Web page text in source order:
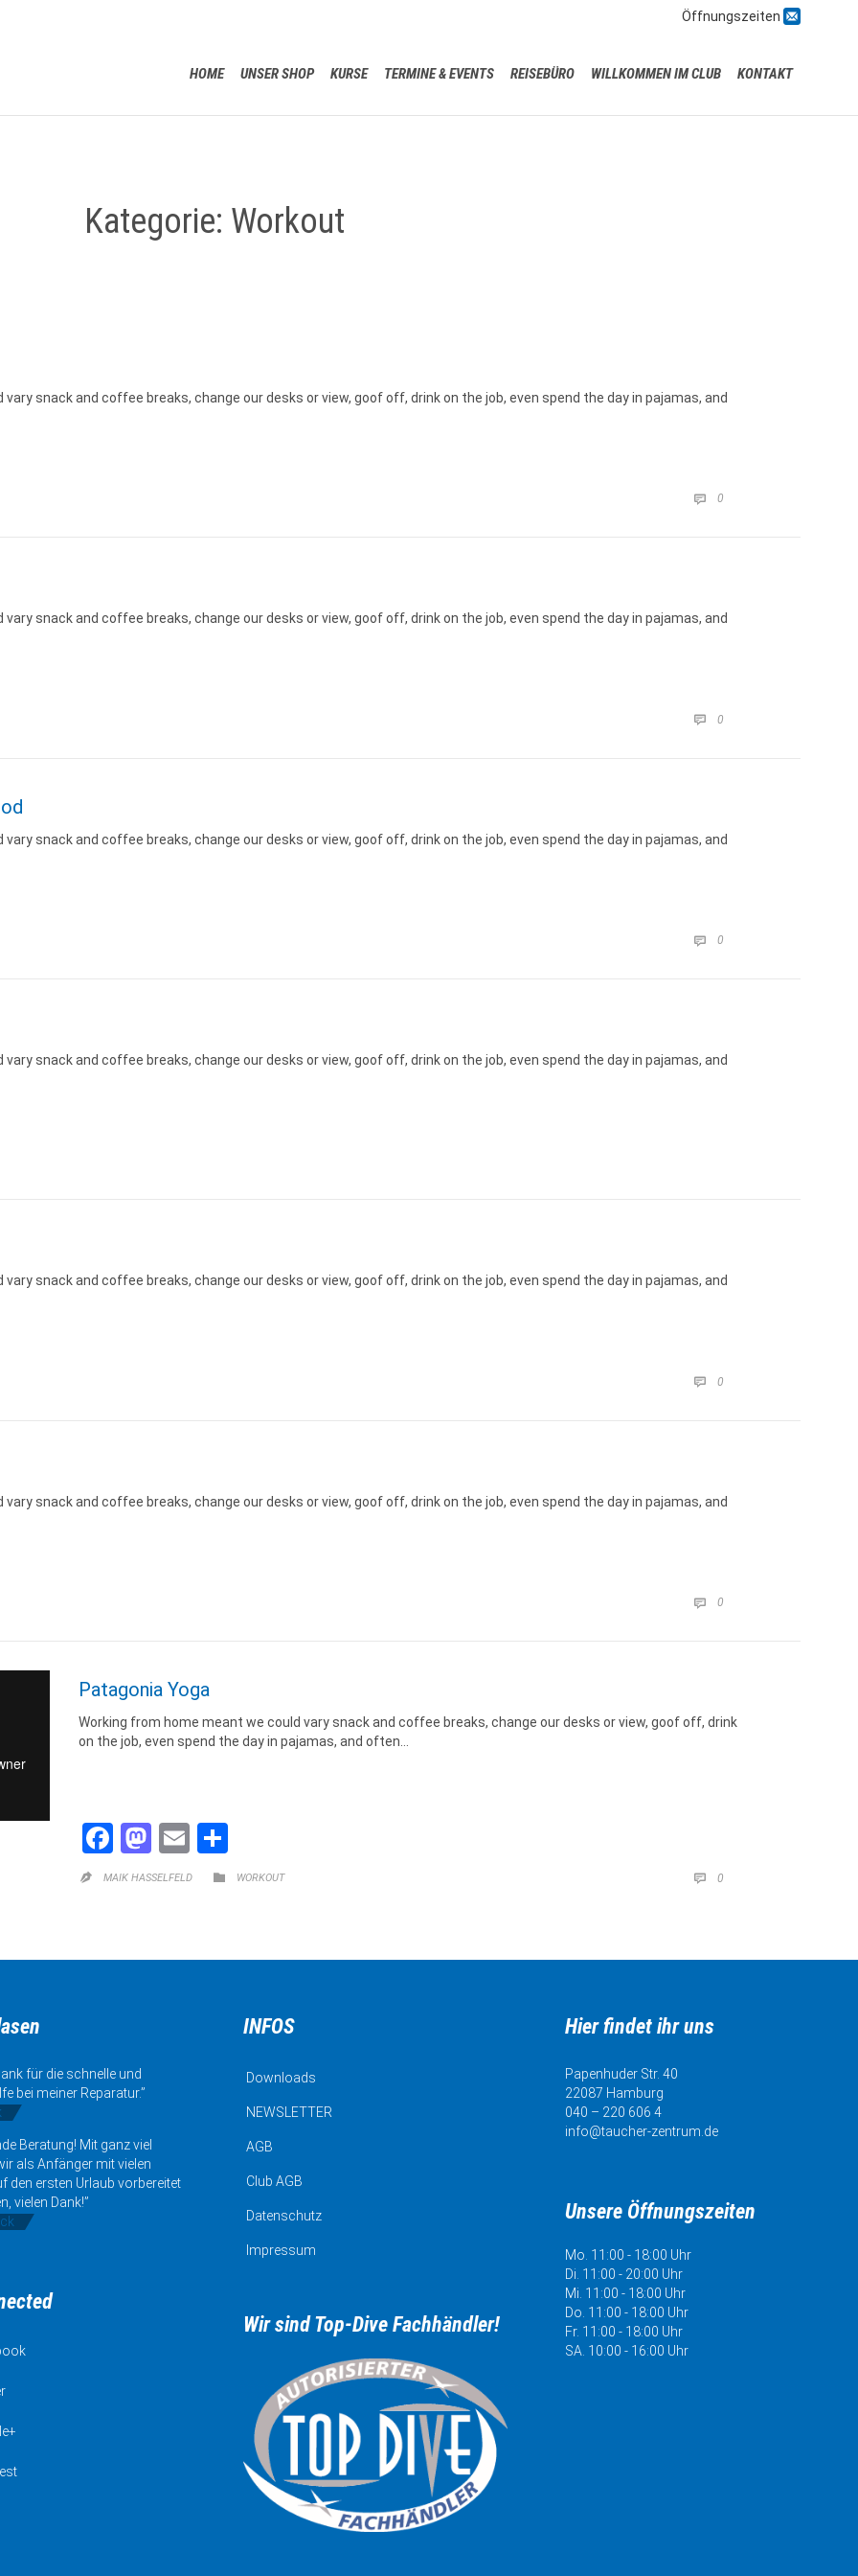
Öffnungszeiten 
HOME UNSER SHOP KURSE TERMINE & EVENTS REISEBÜRO WILLKOMMEN IM CLUB KONTAKT
Kategorie: Workout
snack and coffee breaks, change our desks or view, goof off, drink on the job, even spend the day in pajamas, and
 0
snack and coffee breaks, change our desks or view, goof off, drink on the job, even spend the day in pajamas, and
 0
snack and coffee breaks, change our desks or view, goof off, drink on the job, even spend the day in pajamas, and
 0
snack and coffee breaks, change our desks or view, goof off, drink on the job, even spend the day in pajamas, and
snack and coffee breaks, change our desks or view, goof off, drink on the job, even spend the day in pajamas, and
 0
snack and coffee breaks, change our desks or view, goof off, drink on the job, even spend the day in pajamas, and
 0
Patagonia Yoga
Working from home meant we could vary snack and coffee breaks, change our desks or view, goof off, drink
on the job, even spend the day in pajamas, and often…
Facebook
Mastodon
Email
 MAIK HASSELFELD  CATEGORY
WORKOUT  0
für die schnelle und
bei meiner Reparatur.”
Beratung! Mit ganz viel
als Anfänger mit vielen
den ersten Urlaub vorbereitet
vielen Dank!”
INFOS
Downloads
NEWSLETTER
AGB
Club AGB
Datenschutz
Impressum
Wir sind Top-Dive Fachhändler!
Hier findet ihr uns
Papenhuder Str. 40
22087 Hamburg
040 – 220 606 4
info@taucher-zentrum.de
Unsere Öffnungszeiten
Mo. 11:00 - 18:00 Uhr
Di. 11:00 - 20:00 Uhr
Mi. 11:00 - 18:00 Uhr
Do. 11:00 - 18:00 Uhr
Fr. 11:00 - 18:00 Uhr
SA. 10:00 - 16:00 Uhr